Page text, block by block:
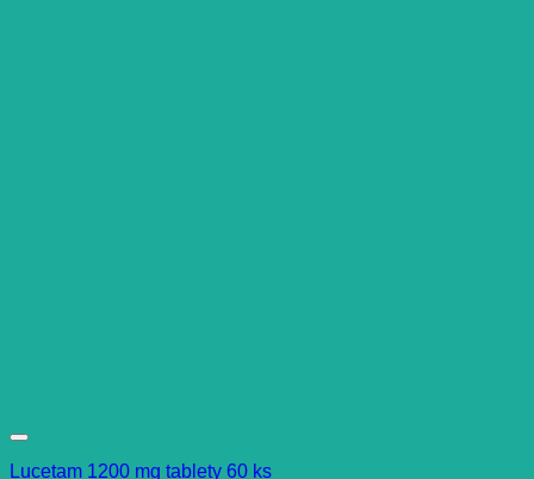
Lucetam 1200 mg tablety 60 ks